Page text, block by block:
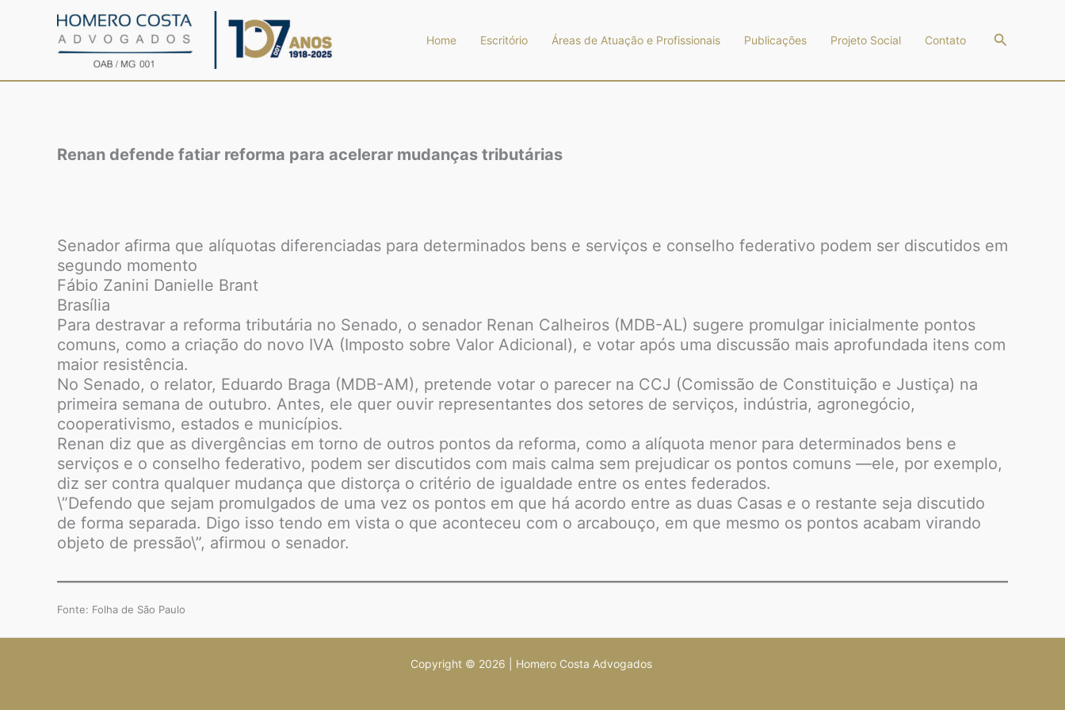
Home Escritório Áreas de Atuação e Profissionais Publicações Projeto Social Contato Pesquisar
Renan defende fatiar reforma para acelerar mudanças tributárias
Senador afirma que alíquotas diferenciadas para determinados bens e serviços e conselho federativo podem ser discutidos em
segundo momento
Fábio Zanini Danielle Brant
Brasília
Para destravar a reforma tributária no Senado, o senador Renan Calheiros (MDB-AL) sugere promulgar inicialmente pontos
comuns, como a criação do novo IVA (Imposto sobre Valor Adicional), e votar após uma discussão mais aprofundada itens com
maior resistência.
No Senado, o relator, Eduardo Braga (MDB-AM), pretende votar o parecer na CCJ (Comissão de Constituição e Justiça) na
primeira semana de outubro. Antes, ele quer ouvir representantes dos setores de serviços, indústria, agronegócio,
cooperativismo, estados e municípios.
Renan diz que as divergências em torno de outros pontos da reforma, como a alíquota menor para determinados bens e
serviços e o conselho federativo, podem ser discutidos com mais calma sem prejudicar os pontos comuns —ele, por exemplo,
diz ser contra qualquer mudança que distorça o critério de igualdade entre os entes federados.
\”Defendo que sejam promulgados de uma vez os pontos em que há acordo entre as duas Casas e o restante seja discutido
de forma separada. Digo isso tendo em vista o que aconteceu com o arcabouço, em que mesmo os pontos acabam virando
objeto de pressão\”, afirmou o senador.
Fonte: Folha de São Paulo
Copyright © 2026 | Homero Costa Advogados